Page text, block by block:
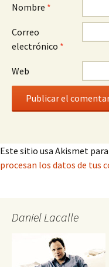
Nombre *
Correo
electrónico *
Web
Este sitio usa Akismet
procesan los datos de tus
Daniel Lacalle